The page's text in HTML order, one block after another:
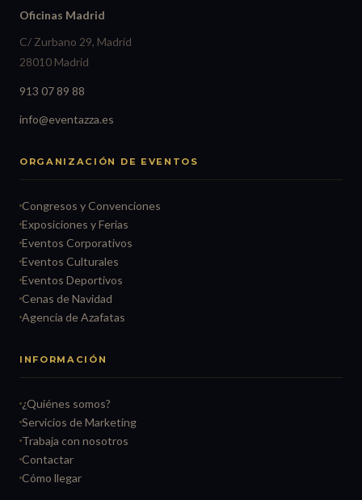
Oficinas Madrid
C/ Zurbano 29, Madrid
28010 Madrid
913 07 89 88
info@eventazza.es
ORGANIZACIÓN DE EVENTOS
Congresos y Convenciones
Exposiciones y Ferias
Eventos Corporativos
Eventos Culturales
Eventos Deportivos
Cenas de Navidad
Agencia de Azafatas
INFORMACIÓN
¿Quiénes somos?
Servicios de Marketing
Trabaja con nosotros
Contactar
Cómo llegar